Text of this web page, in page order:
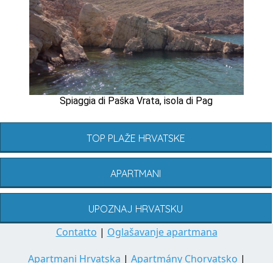
Spiaggia di Paška Vrata, isola di Pag
TOP PLAŽE HRVATSKE
APARTMANI
UPOZNAJ HRVATSKU
Contatto | Oglašavanje apartmana
Apartmani Hrvatska | Apartmány Chorvatsko |